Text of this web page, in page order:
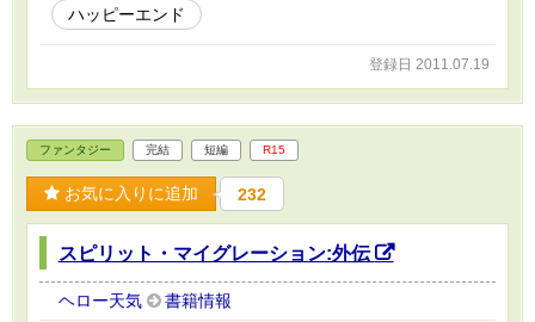
ハッピーエンド
登録日 2011.07.19
ファンタジー 完結 短編 R15
お気に入りに追加 232
スピリット・マイグレーション:外伝
ヘロー天気 書籍情報